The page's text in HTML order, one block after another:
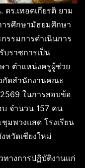
ร.เทอดเกียรติ ยาม
รศึกษามัธยมศึกษา
รรมการดำเนินการ
บราชการเป็น
า ตำแหน่งครูผู้ช่วย
กัดสำนักงานคณะ
ในการสอบข้อ
จำนวน 157 คน
มพวงแสด โรงเรียน
หวัดเชียงใหม่
ทางการปฏิบัติงานแก่